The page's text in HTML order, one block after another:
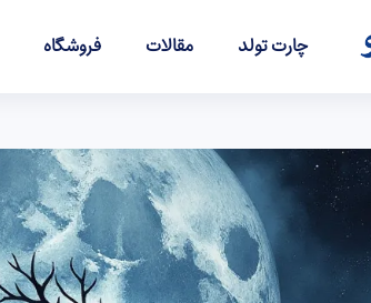
چارت تولد مقالات فروشگاه